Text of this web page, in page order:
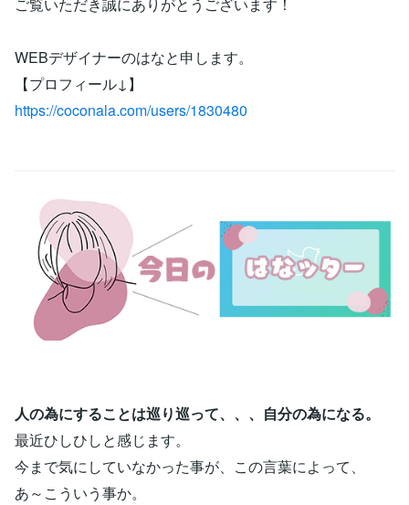
WEBデザイナーのはなと申します。
【プロフィール↓】
https://coconala.com/users/1830480
人の為にすることは巡り巡って、、、自分の為になる。
最近ひしひしと感じます。
今まで気にしていなかった事が、この言葉によって、
あ～こういう事か。